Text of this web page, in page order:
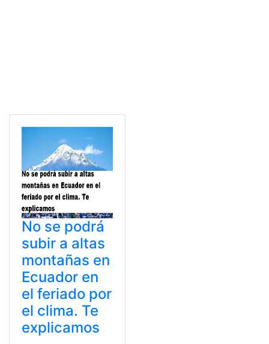
No se podrá
subir a altas
montañas en
Ecuador en
el feriado por
el clima. Te
explicamos